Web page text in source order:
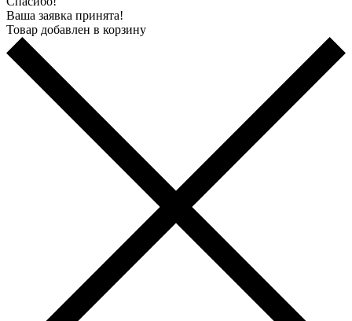
Ваша заявка принята!
Товар добавлен в корзину